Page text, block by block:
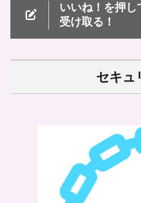
いいね！を押し
受け取る！
セキュ